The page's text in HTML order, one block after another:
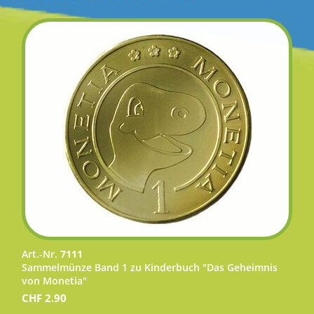
Art.-Nr. 7111
Sammelmünze Band 1 zu Kinderbuch "Das Geheimnis
von Monetia"
CHF 2.90